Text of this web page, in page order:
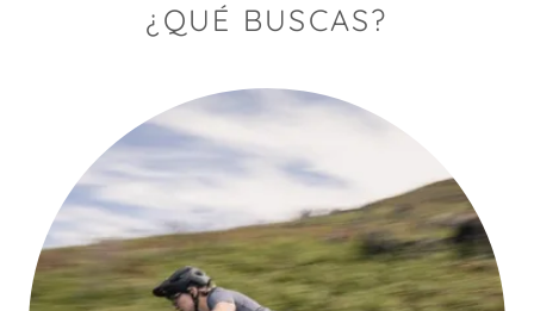
¿QUÉ BUSCAS?